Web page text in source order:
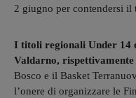
2 giugno per contendersi il
I titoli regionali Under 14
Valdarno,
Bosco e il Basket
l’onere di organizzare le